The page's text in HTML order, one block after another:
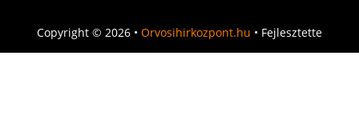
Copyright © 2026 • Orvosihirkozpont.hu • Fejlesztette